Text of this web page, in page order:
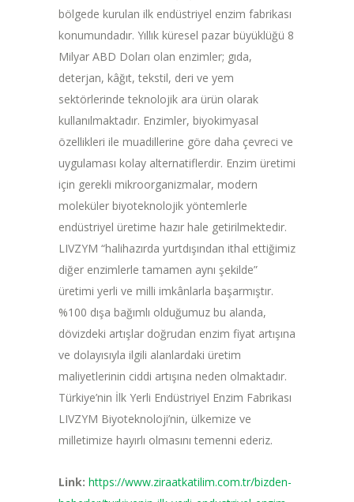
bölgede kurulan ilk endüstriyel enzim fabrikası
konumundadır. Yıllık küresel pazar büyüklüğü 8
Milyar ABD Doları olan enzimler; gıda,
deterjan, kâğıt, tekstil, deri ve yem
sektörlerinde teknolojik ara ürün olarak
kullanılmaktadır. Enzimler, biyokimyasal
özellikleri ile muadillerine göre daha çevreci ve
uygulaması kolay alternatiflerdir. Enzim üretimi
için gerekli mikroorganizmalar, modern
moleküler biyoteknolojik yöntemlerle
endüstriyel üretime hazır hale getirilmektedir.
LIVZYM “halihazırda yurtdışından ithal ettiğimiz
diğer enzimlerle tamamen aynı şekilde”
üretimi yerli ve milli imkânlarla başarmıştır.
%100 dışa bağımlı olduğumuz bu alanda,
dövizdeki artışlar doğrudan enzim fiyat artışına
ve dolayısıyla ilgili alanlardaki üretim
maliyetlerinin ciddi artışına neden olmaktadır.
Türkiye’nin İlk Yerli Endüstriyel Enzim Fabrikası
LIVZYM Biyoteknoloji’nin, ülkemize ve
milletimize hayırlı olmasını temenni ederiz.
Link: https://www.ziraatkatilim.com.tr/bizden-